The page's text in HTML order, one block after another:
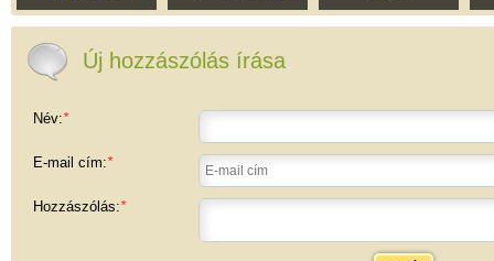
Református
Unitárius templom
Református
Új hozzászólás írása
Név:*
E-mail cím:*
Hozzászólás:*